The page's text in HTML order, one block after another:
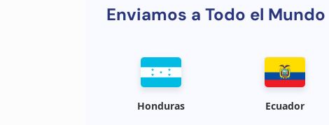
Enviamos a Todo el Mundo
Honduras Ecuador